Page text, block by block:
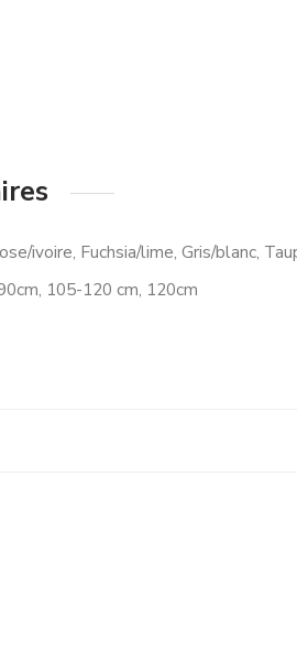
ivoire, Fuchsia/lime, Gris/blanc,
105-120 cm, 120cm